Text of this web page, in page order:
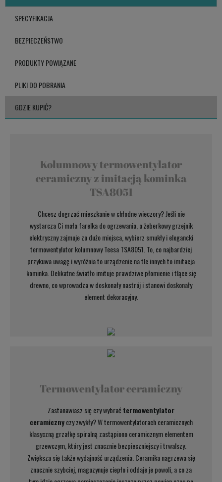
SPECYFIKACJA
BEZPIECZEŃSTWO
PRODUKTY POWIĄZANE
PLIKI DO POBRANIA
GDZIE KUPIĆ?
Kolumnowy termowentylator
ceramiczny z imitacją kominka
TSA8051
Chcesz dogrzać mieszkanie w chłodne wieczory? Jeśli nie
wystarcza Ci mała farelka do ogrzewania, a żeberkowy grzejnik
elektryczny zajmuje za dużo miejsca, wybierz smukły i elegancki
termowentylator kolumnowy Teesa TSA8051. To, co najbardziej
przykuwa uwagę i wyróżnia to urządzenie na tle innych to imitacja
kominka. Delikatne światło imituje prawdziwe płomienie i tlące się
drewno, co wprowadza w doskonały nastrój i stanowi doskonały
element dekoracyjny.
Termowentylator ceramiczny
Zastanawiasz się czy wybrać termowentylator
ceramicznyczy zwykły? W termowentylatorach ceramicznych
klasyczną grzałkę spiralną zastąpiono ceramicznym elementem
grzewczym, który jest znacznie bezpieczniejszy i trwalszy.
Zwiększa się także wydajność urządzenia. Ceramika nagrzewa się
znacznie szybciej, magazynuje ciepło i oddaje je powoli, a co za